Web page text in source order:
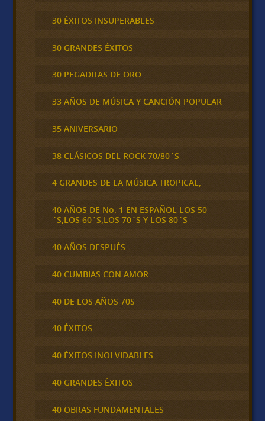
30 ÉXITOS INSUPERABLES
30 GRANDES ÉXITOS
30 PEGADITAS DE ORO
33 AÑOS DE MÚSICA Y CANCIÓN POPULAR
35 ANIVERSARIO
38 CLÁSICOS DEL ROCK 70/80´S
4 GRANDES DE LA MÚSICA TROPICAL,
40 AÑOS DE No. 1 EN ESPAÑOL LOS 50
´S,LOS 60´S,LOS 70´S Y LOS 80´S
40 AÑOS DESPUÉS
40 CUMBIAS CON AMOR
40 DE LOS AÑOS 70S
40 ÉXITOS
40 ÉXITOS INOLVIDABLES
40 GRANDES ÉXITOS
40 OBRAS FUNDAMENTALES